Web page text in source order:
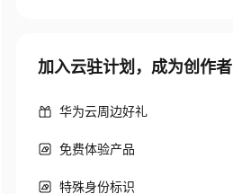
加入云驻计划，成为创作者
华为云周边好礼
免费体验产品
特殊身份标识